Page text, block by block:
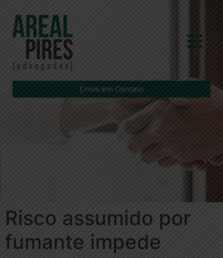
Entre em Contato
Risco assumido por
fumante impede